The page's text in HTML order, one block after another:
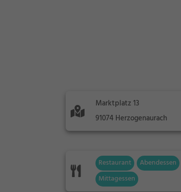
Marktplatz 13
91074 Herzogenaurach
Restaurant
Abendessen
Mittagessen